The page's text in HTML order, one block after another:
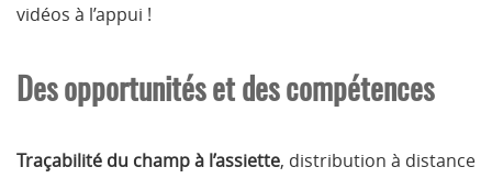
vidéos à l’appui !
Des opportunités et des compétences
Traçabilité du champ à l’assiette, distribution à distance